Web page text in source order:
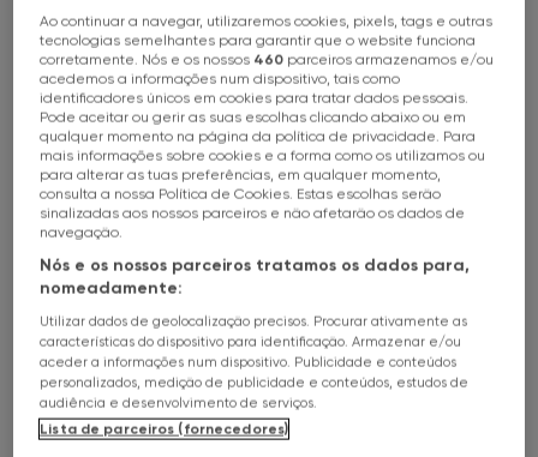
EXPOSIÇÕES
PROJETOS CULTURA FNAC
ENTREVISTAS
TOMA-NOTA
HALL OF FAME
SOBRE
Escolhe a tua loja FNAC
Todas as Lojas
FNAC Alameda
FNAC Alfragide
FNAC AlgarveShopping
FNAC Almada
FNAC Amoreiras
GAMING SESSIONS
17Mai 10h
TORNEIOS CATAN & CARCASSONE
FNAC NORTESHOPPING
Qualificadores Nacionais Catan e Carcassone 2026.
Ao continuar a navegar, utilizaremos cookies, pixels, tags e outras
tecnologias semelhantes para garantir que o website funciona
corretamente. Nós e os nossos 460 parceiros armazenamos e/ou
acedemos a informações num dispositivo, tais como
identificadores únicos em cookies para tratar dados pessoais.
Pode aceitar ou gerir as suas escolhas clicando abaixo ou em
qualquer momento na página da política de privacidade. Para
mais informações sobre cookies e a forma como os utilizamos ou
para alterar as tuas preferências, em qualquer momento,
consulta a nossa Política de Cookies. Estas escolhas serão
sinalizadas aos nossos parceiros e não afetarão os dados de
navegação.
Nós e os nossos parceiros tratamos os dados para,
nomeadamente:
Utilizar dados de geolocalização precisos. Procurar ativamente as
características do dispositivo para identificação. Armazenar e/ou
aceder a informações num dispositivo. Publicidade e conteúdos
personalizados, medição de publicidade e conteúdos, estudos de
audiência e desenvolvimento de serviços.
Lista de parceiros (fornecedores)